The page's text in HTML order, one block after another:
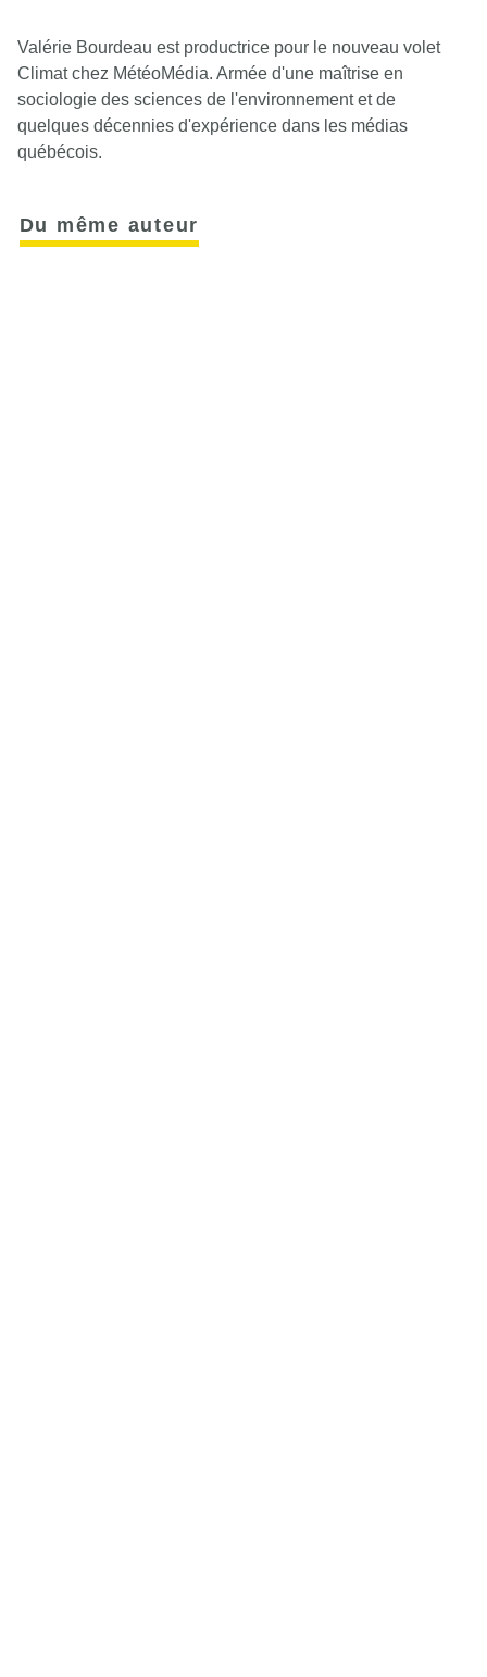
Valérie Bourdeau est productrice pour le nouveau volet
Climat chez MétéoMédia. Armée d'une maîtrise en
sociologie des sciences de l'environnement et de
quelques décennies d'expérience dans les médias
québécois.
Du même auteur